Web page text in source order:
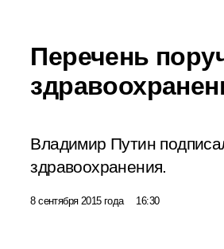
Перечень
Владимир Путин
здравоохранения.
8 сентября 2015 года 16:30